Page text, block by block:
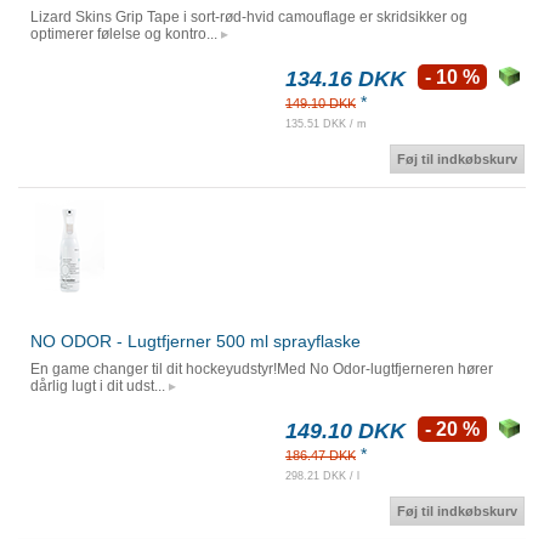
Lizard Skins Grip Tape i sort-rød-hvid camouflage er skridsikker og
optimerer følelse og kontro...
134.16 DKK
149.10 DKK *
135.51 DKK / m
- 10 %
Føj til indkøbskurv
NO ODOR - Lugtfjerner 500 ml sprayflaske
En game changer til dit hockeyudstyr!Med No Odor-lugtfjerneren hører
dårlig lugt i dit udst...
149.10 DKK
186.47 DKK *
298.21 DKK / l
- 20 %
Føj til indkøbskurv